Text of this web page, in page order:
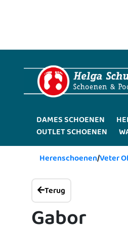
DAMES SCHOENEN
OUTLET SCHOENEN
Herenschoenen/Veter
Terug
Gabor